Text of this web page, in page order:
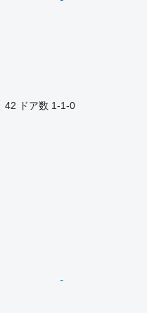
42 ドア数 1-1-0